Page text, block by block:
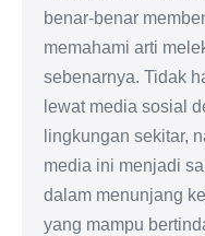
benar-benar
memahami arti
sebenarnya. Tidak
lewat media sosial
lingkungan sekitar,
media ini menjadi
dalam menunjang
yang mampu